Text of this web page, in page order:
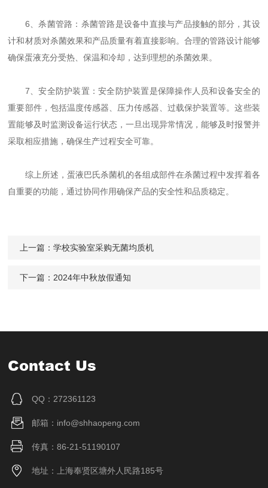
6、杀菌管路：杀菌管路是设备中直接与产品接触的部分，其设
计和材质对杀菌效果和产品质量有着直接影响。合理的管路设计能够
确保蛋液充分受热、保温和冷却，达到理想的杀菌效果。
7、安全防护装置：安全防护装置是保障操作人员和设备安全的
重要部件，包括温度传感器、压力传感器、过载保护装置等。这些装
置能够及时监测设备运行状态，一旦出现异常情况，能够及时报警并
采取相应措施，确保生产过程安全可靠。
综上所述，蛋液巴氏杀菌机的各组成部件在杀菌过程中发挥着各
自重要的功能，通过协同作用确保产品的安全性和品质稳定。
上一篇：学校实验室采购无菌均质机
下一篇： 2024年中秋放假通知
Contact Us
QQ：272361123
邮箱：info@shhaopeng.com
传真：86-21-51190107
地址：上海奉贤区塘外人民路185号